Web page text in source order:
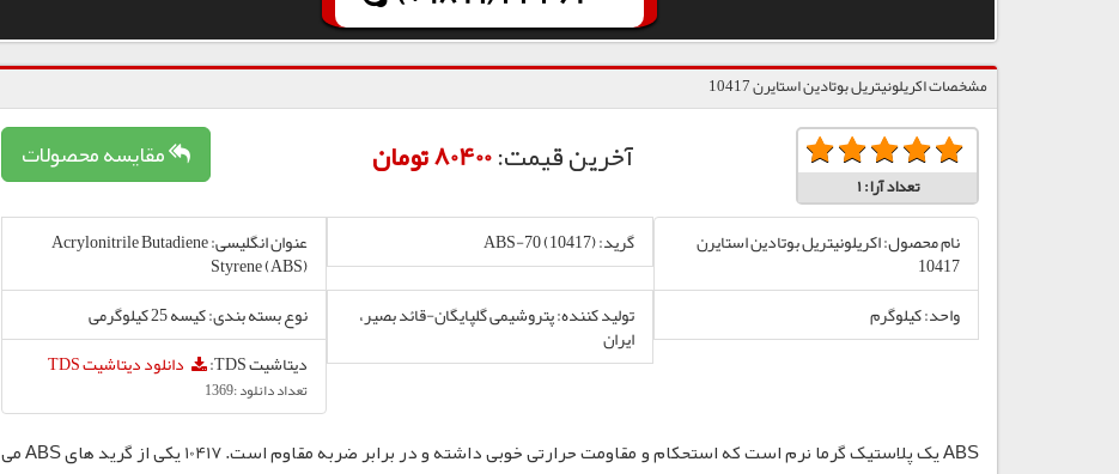
مشخصات اکریلونیتریل بوتادین استایرن 10417
تعداد آرا:1
مقایسه محصولات آخرین قیمت:80400 تومان
نام محصول: اکریلونیتریل بوتادین استایرن
10417
گرید: ABS-70 (10417) عنوان انگلیسی: Acrylonitrile Butadiene
Styrene (ABS)
واحد: کیلوگرم
تولید کننده: پتروشیمی گلپایگان-قائد بصیر،
ایران
نوع بسته بندی: کیسه 25 کیلوگرمی
دیتاشیت TDS:
دانلود دیتاشیت TDS
تعداد دانلود :1369
ABS یک پلاستیک گرما نرم است که استحکام و مقاومت حرارتی خوبی داشته و در برابر ضربه مقاوم است. 10417 یکی از گرید های ABS می